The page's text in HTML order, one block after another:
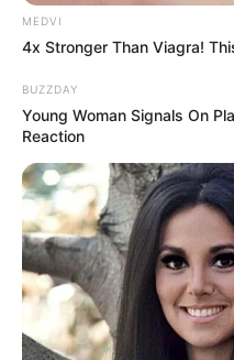
10 Tallest Women You
MEDVI
4x Stronger Than Viagra!
BUZZDAY
Young Woman Signals On
Reaction